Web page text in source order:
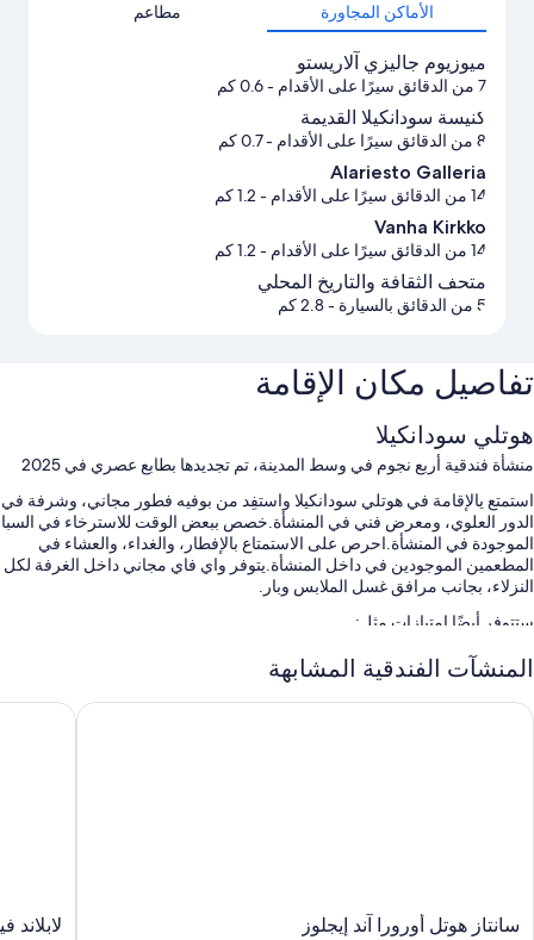
الأماكن المجاورة مطاعم
ميوزيوم جاليزي آلاريستو
7 من الدقائق سيرًا على الأقدام - 0.6 كم
كنيسة سودانكيلا القديمة
8 من الدقائق سيرًا على الأقدام - 0.7 كم
Alariesto Galleria
14 من الدقائق سيرًا على الأقدام - 1.2 كم
Vanha Kirkko
14 من الدقائق سيرًا على الأقدام - 1.2 كم
متحف الثقافة والتاريخ المحلي
5 من الدقائق بالسيارة - 2.8 كم
تفاصيل مكان الإقامة
هوتلي سودانكيلا
منشأة فندقية أربع نجوم في وسط المدينة، تم تجديدها بطابع عصري في 2025
استمتع يالإقامة في هوتلي سودانكيلا واستفِد من بوفيه فطور مجاني، وشرفة في
الدور العلوي، ومعرض فني في المنشأة.خصص ببعض الوقت للاسترخاء في السبا
الموجودة في المنشأة.احرص على الاستمتاع بالإفطار، والغداء، والعشاء في
المطعمين الموجودين في داخل المنشأة.يتوفر واي فاي مجاني داخل الغرفة لكل
النزلاء، بجانب مرافق غسل الملابس وبار.
ستتوفر أيضًا امتيازات مثل:
صف السيارة بمعرفة النزيل مجانًا
تلفزيونات ذكية 55-بوصة مزودة بخدمات بث وقنوات تلفزيونية رقمية
المنشآت الفندقية المشابهة
سانتاز
سانتاز هوتل أورورا آند إيجلوز
سانتاز هوتل أورورا آند إيجلوز
لابلاند
لابلاند
لابلاند